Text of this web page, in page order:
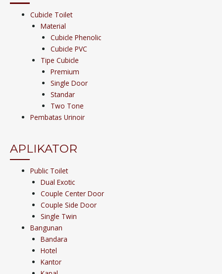
Cubicle Toilet
Material
Cubicle Phenolic
Cubicle PVC
Tipe Cubicle
Premium
Single Door
Standar
Two Tone
Pembatas Urinoir
APLIKATOR
Public Toilet
Dual Exotic
Couple Center Door
Couple Side Door
Single Twin
Bangunan
Bandara
Hotel
Kantor